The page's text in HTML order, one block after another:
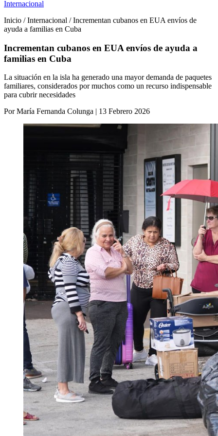
Internacional
Inicio / Internacional / Incrementan cubanos en EUA envíos de
ayuda a familias en Cuba
Incrementan cubanos en EUA envíos de ayuda a
familias en Cuba
La situación en la isla ha generado una mayor demanda de paquetes
familiares, considerados por muchos como un recurso indispensable
para cubrir necesidades
Por María Fernanda Colunga | 13 Febrero 2026